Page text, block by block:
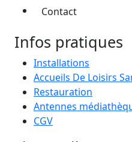
Contact
Infos pratiques
Installations
Accueils De Loisirs
Restauration
Antennes
CGV